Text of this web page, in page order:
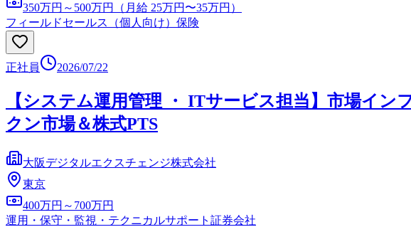
350万円～500万円（月給 25万円〜35万円）
フィールドセールス（個人向け） 保険
正社員 2026/07/22
【システム運用管理 ・ ITサービス担当】市場イ
クン市場＆株式PTS
大阪デジタルエクスチェンジ株式会社
東京
400万円～700万円
運用・保守・監視・テクニカルサポート 証券会社